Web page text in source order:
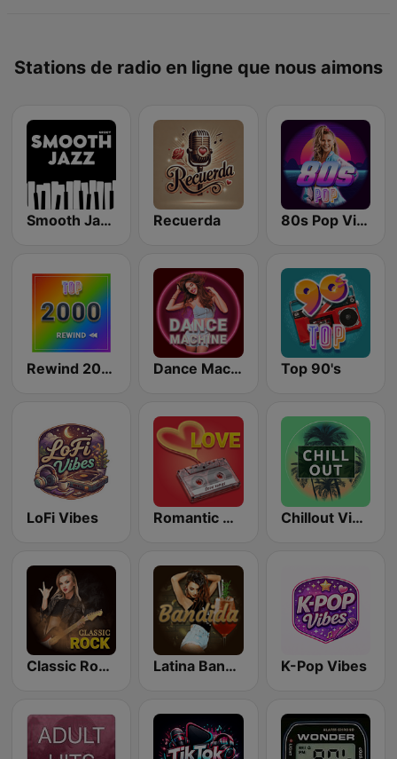
Stations de radio en ligne que nous aimons
Smooth Jazz - Groov Recuerda 80s Pop Vibes
Rewind 2000's Dance Machine Top 90's
LoFi Vibes Romantic Vibes Chillout Vibes
Classic Rock Station Latina Bandida! K-Pop Vibes